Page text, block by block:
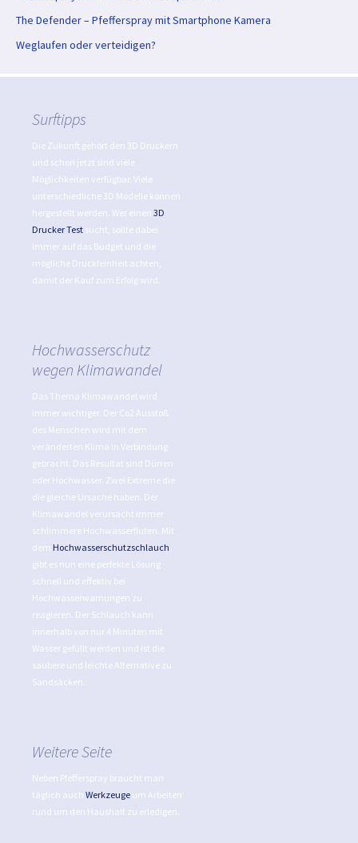
The Defender – Pfefferspray mit Smartphone Kamera
Weglaufen oder verteidigen?
Surftipps
Die Zukunft gehört den 3D Druckern
und schon jetzt sind viele
Möglichkeiten verfügbar. Viele
unterschiedliche 3D Modelle können
hergestellt werden. Wer einen 3D
Drucker Test sucht, sollte dabei
immer auf das Budget und die
mögliche Druckfeinheit achten,
damit der Kauf zum Erfolg wird.
Hochwasserschutz
wegen Klimawandel
Das Thema Klimawandel wird
immer wichtiger. Der Co2 Ausstoß
des Menschen wird mit dem
veränderten Klima in Verbindung
gebracht. Das Resultat sind Dürren
oder Hochwasser. Zwei Extreme die
die gleiche Ursache haben. Der
Klimawandel verursacht immer
schlimmere Hochwasserfluten. Mit
dem Hochwasserschutzschlauch
gibt es nun eine perfekte Lösung
schnell und effektiv bei
Hochwasserwarnungen zu
reagieren. Der Schlauch kann
innerhalb von nur 4 Minuten mit
Wasser gefüllt werden und ist die
saubere und leichte Alternative zu
Sandsäcken.
Weitere Seite
Neben Pfefferspray braucht man
täglich auch Werkzeuge um Arbeiten
rund um den Haushalt zu erledigen.